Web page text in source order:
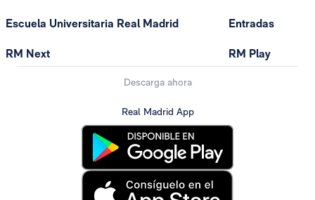
Escuela Universitaria Real Madrid
RM Next
Entradas
RM Play
Descarga ahora
Real Madrid App